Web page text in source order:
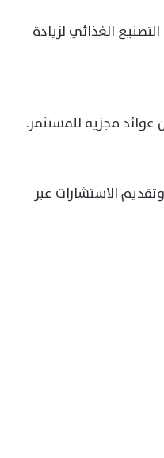
الغذائي لزيادة
عوائد مجزية للمستثمر.
الاستشارات عبر